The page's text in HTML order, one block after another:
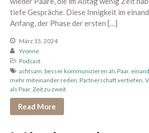
Weitere
Dein
tiefe Gespräche. Diese Innigkeit im
Anfang, der Phase der ersten […]
März 15, 2024
Yvonne
Podcast
achtsam besser kommunizieren als Paar,
mehr miteinander reden Partnerschaft vertiefen
als Paar, Zeit zu zweit
Read More